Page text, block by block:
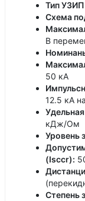
Тип
Схема
В
50 кА
12.5 кА
кДж/Ом
Уровень
(Isccr):
Степень